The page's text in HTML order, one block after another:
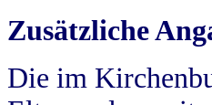
Zusätzliche
Die im